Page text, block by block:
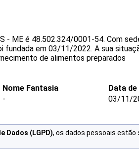
- ME é 48.502.324/0001-54. Com
fundada em 03/11/2022. A sua
de alimentos preparados
Nome Fantasia
-
Data
03/11/
Dados (LGPD), os dados pessoais